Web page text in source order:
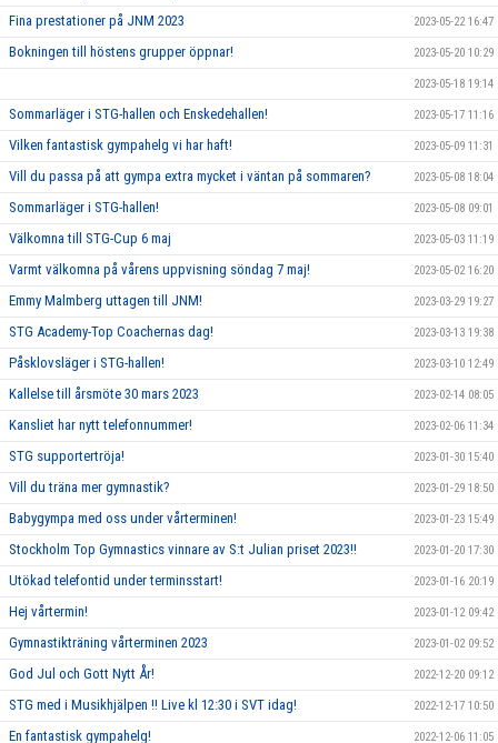
Fina prestationer på JNM 2023 2023-05-22 16:47
Bokningen till höstens grupper öppnar! 2023-05-20 10:29
2023-05-18 19:14
Sommarläger i STG-hallen och Enskedehallen! 2023-05-17 11:16
Vilken fantastisk gympahelg vi har haft! 2023-05-09 11:31
Vill du passa på att gympa extra mycket i väntan på sommaren? 2023-05-08 18:04
Sommarläger i STG-hallen! 2023-05-08 09:01
Välkomna till STG-Cup 6 maj 2023-05-03 11:19
Varmt välkomna på vårens uppvisning söndag 7 maj! 2023-05-02 16:20
Emmy Malmberg uttagen till JNM! 2023-03-29 19:27
STG Academy-Top Coachernas dag! 2023-03-13 19:38
Påsklovsläger i STG-hallen! 2023-03-10 12:49
Kallelse till årsmöte 30 mars 2023 2023-02-14 08:05
Kansliet har nytt telefonnummer! 2023-02-06 11:34
STG supportertröja! 2023-01-30 15:40
Vill du träna mer gymnastik? 2023-01-29 18:50
Babygympa med oss under vårterminen! 2023-01-23 15:49
Stockholm Top Gymnastics vinnare av S:t Julian priset 2023!! 2023-01-20 17:30
Utökad telefontid under terminsstart! 2023-01-16 20:19
Hej vårtermin! 2023-01-12 09:42
Gymnastikträning vårterminen 2023 2023-01-02 09:52
God Jul och Gott Nytt År! 2022-12-20 09:12
STG med i Musikhjälpen !! Live kl 12:30 i SVT idag! 2022-12-17 10:50
En fantastisk gympahelg! 2022-12-06 11:05